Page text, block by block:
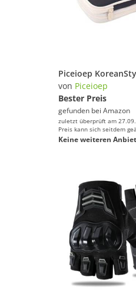
von Piceioep
Bester Preis
gefunden bei Amazon
zuletzt überprüft am
Preis kann sich seitdem
Keine weiteren